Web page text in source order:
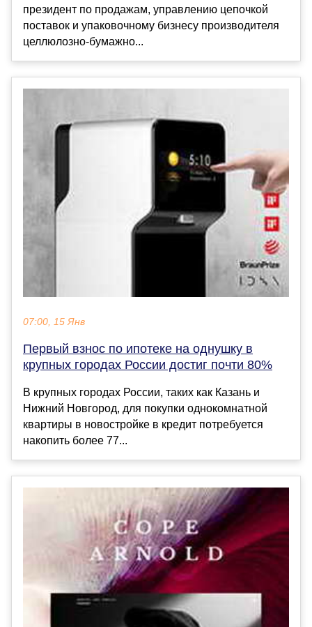
президент по продажам, управлению цепочкой
поставок и упаковочному бизнесу производителя
целлюлозно-бумажно...
07:00, 15 Янв
Первый взнос по ипотеке на однушку в
крупных городах России достиг почти 80%
В крупных городах России, таких как Казань и
Нижний Новгород, для покупки однокомнатной
квартиры в новостройке в кредит потребуется
накопить более 77...